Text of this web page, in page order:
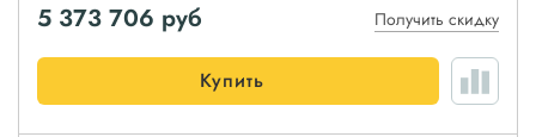
5 373 706 руб Получить скидку
Купить